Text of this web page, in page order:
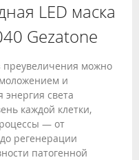
LED маска
Gezatone
преувеличения можно
и
света
каждой клетки,
— от
регенерации
патогенной